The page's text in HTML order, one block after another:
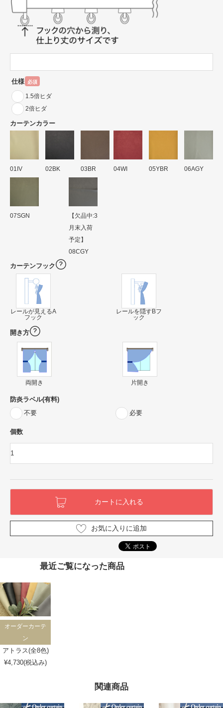
仕様 必須
1.5倍ヒダ
2倍ヒダ
カーテンカラー
01IV 02BK 03BR 04WI 05YBR 06AGY
07SGN
【欠品中:3
月末入荷
予定】
08CGY
カーテンフック
レールが見えるA
フック
レールを隠すBフ
ック
開き方
両開き 片開き
防炎ラベル(有料)
不要
必要
個数
お気に入りに追加
関連商品
最近ご覧になった商品
オーダーカーテ
ン
アトラス(全8色)
¥4,730(税込み)